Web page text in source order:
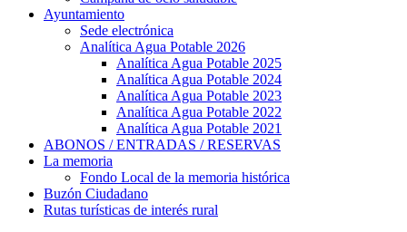
Ayuntamiento
Sede electrónica
Analítica Agua Potable 2026
Analítica Agua Potable 2025
Analítica Agua Potable 2024
Analítica Agua Potable 2023
Analítica Agua Potable 2022
Analítica Agua Potable 2021
ABONOS / ENTRADAS / RESERVAS
La memoria
Fondo Local de la memoria histórica
Buzón Ciudadano
Rutas turísticas de interés rural